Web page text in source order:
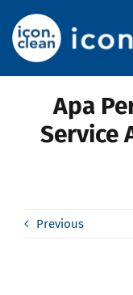
content
Apa
Service
Previous